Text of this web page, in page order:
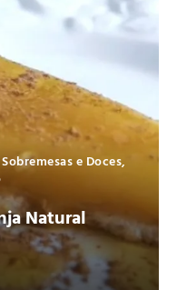
Sobremesas e Doces,
Natural